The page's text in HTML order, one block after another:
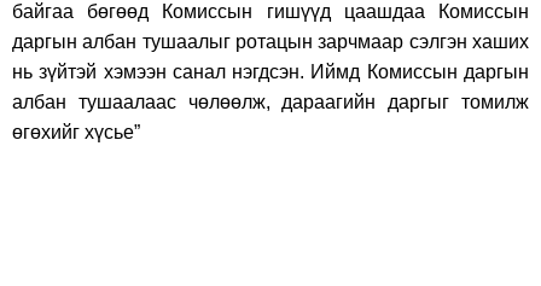
байгаа бөгөөд Комиссын гишүүд цаашдаа Комиссын
даргын албан тушаалыг ротацын зарчмаар сэлгэн хаших
нь зүйтэй хэмээн санал нэгдсэн. Иймд Комиссын даргын
албан тушаалаас чөлөөлж, дараагийн даргыг томилж
өгөхийг хүсье”